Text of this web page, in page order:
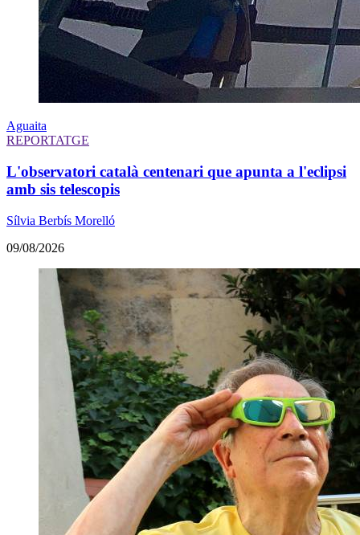
Aguaita
REPORTATGE
L'observatori català centenari que apunta a l'eclipsi
amb sis telescopis
Sílvia Berbís Morelló
09/08/2026